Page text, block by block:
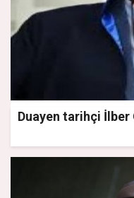
Duayen tarihçi İlber